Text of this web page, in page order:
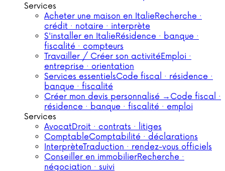
Services
Acheter une maison en ItalieRecherche ·
crédit · notaire · interprète
S'installer en ItalieRésidence · banque ·
fiscalité · compteurs
Travailler / Créer son activitéEmploi ·
entreprise · orientation
Services essentielsCode fiscal · résidence ·
banque · fiscalité
Créer mon devis personnalisé → Code fiscal ·
résidence · banque · fiscalité · emploi
Services
AvocatDroit · contrats · litiges
ComptableComptabilité · déclarations
InterprèteTraduction · rendez-vous officiels
Conseiller en immobilierRecherche ·
négociation · suivi